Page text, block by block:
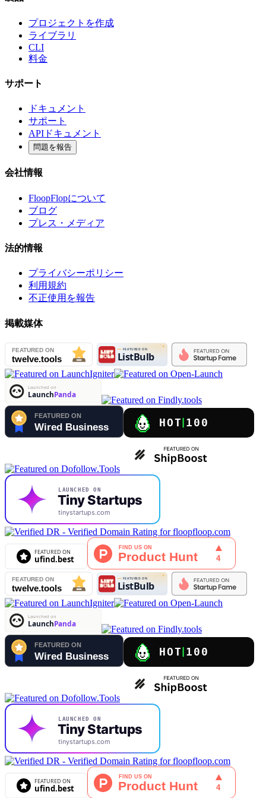
プロジェクトを作成
ライブラリ
CLI
料金
サポート
ドキュメント
サポート
APIドキュメント
問題を報告
会社情報
FloopFlopについて
ブログ
プレス・メディア
法的情報
プライバシーポリシー
利用規約
不正使用を報告
掲載媒体